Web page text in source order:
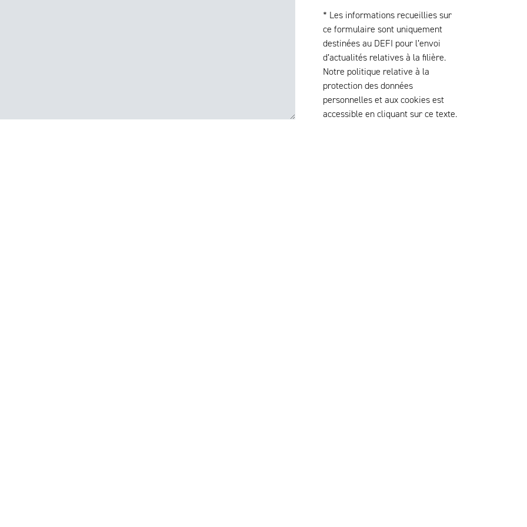
* Les informations recueillies sur
ce formulaire sont uniquement
destinées au DEFI pour l’envoi
d’actualités relatives à la filière.
Notre politique relative à la
protection des données
personnelles et aux cookies est
accessible en cliquant sur ce texte.